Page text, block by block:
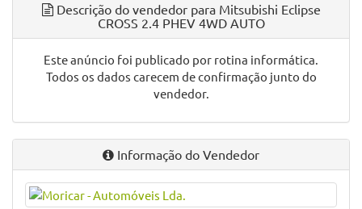
Descrição do vendedor para Mitsubishi Eclipse
CROSS 2.4 PHEV 4WD AUTO
Este anúncio foi publicado por rotina informática.
Todos os dados carecem de confirmação junto do
vendedor.
Informação do Vendedor